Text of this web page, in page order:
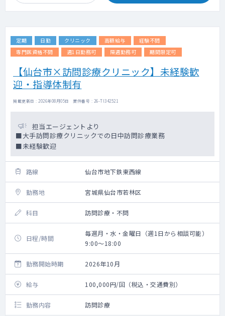
定期 日勤 クリニック 高額給与
経験不問
専門医資格不問
週1日勤務可 隔週勤務可 期間限定可
【仙台市×訪問診療クリニック】未経験歓
迎・指導体制有
掲載更新日 : 2026年08月05日 案件番号 : 26-TI342521
担当エージェントより
■大手訪問診療クリニックでの日中訪問診療業務
■未経験歓迎
路線 仙台市地下鉄東西線
勤務地 宮城県仙台市若林区
科目 訪問診療・不問
日程/時間
毎週月・水・金曜日（週1日から相談可能）
9:00～18:00
勤務開始時期 2026年10月
給与 100,000円/回（税込・交通費別）
勤務内容 訪問診療